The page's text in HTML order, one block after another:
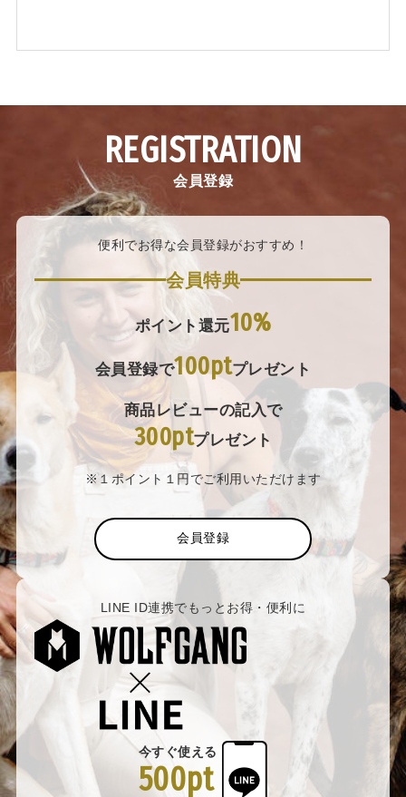
REGISTRATION
会員登録
便利でお得な会員登録がおすすめ！
会員特典
ポイント還元10%
会員登録で100ptプレゼント
商品レビューの記入で
300ptプレゼント
※１ポイント１円でご利用いただけます
会員登録
LINE ID連携でもっとお得・便利に
今すぐ使える
500pt